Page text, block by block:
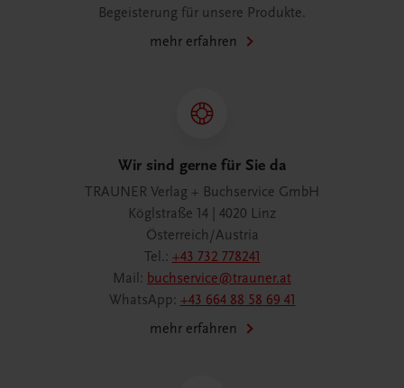
Begeisterung für unsere Produkte.
mehr erfahren
Wir sind gerne für Sie da
TRAUNER Verlag + Buchservice GmbH
Köglstraße 14 | 4020 Linz
Österreich/Austria
Tel.: +43 732 778241
Mail: buchservice@trauner.at
WhatsApp: +43 664 88 58 69 41
mehr erfahren